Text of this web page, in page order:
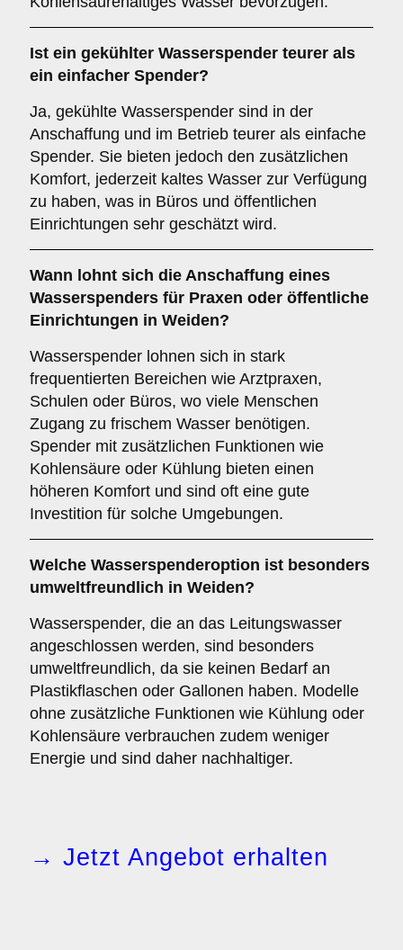
Ist ein gekühlter Wasserspender teurer als
ein einfacher Spender?
Ja, gekühlte Wasserspender sind in der
Anschaffung und im Betrieb teurer als einfache
Spender. Sie bieten jedoch den zusätzlichen
Komfort, jederzeit kaltes Wasser zur Verfügung
zu haben, was in Büros und öffentlichen
Einrichtungen sehr geschätzt wird.
Wann lohnt sich die Anschaffung eines
Wasserspenders für Praxen oder öffentliche
Einrichtungen in Weiden?
Wasserspender lohnen sich in stark
frequentierten Bereichen wie Arztpraxen,
Schulen oder Büros, wo viele Menschen
Zugang zu frischem Wasser benötigen.
Spender mit zusätzlichen Funktionen wie
Kohlensäure oder Kühlung bieten einen
höheren Komfort und sind oft eine gute
Investition für solche Umgebungen.
Welche Wasserspenderoption ist besonders
umweltfreundlich in Weiden?
Wasserspender, die an das Leitungswasser
angeschlossen werden, sind besonders
umweltfreundlich, da sie keinen Bedarf an
Plastikflaschen oder Gallonen haben. Modelle
ohne zusätzliche Funktionen wie Kühlung oder
Kohlensäure verbrauchen zudem weniger
Energie und sind daher nachhaltiger.
→ Jetzt Angebot erhalten